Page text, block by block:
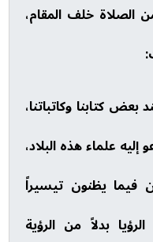
الصلاة خلف المقام،
بعض كتابنا وكاتباتنا،
علماء هذه البلاد،
فيما يظنون تيسيراً
بدلاً من الرؤية